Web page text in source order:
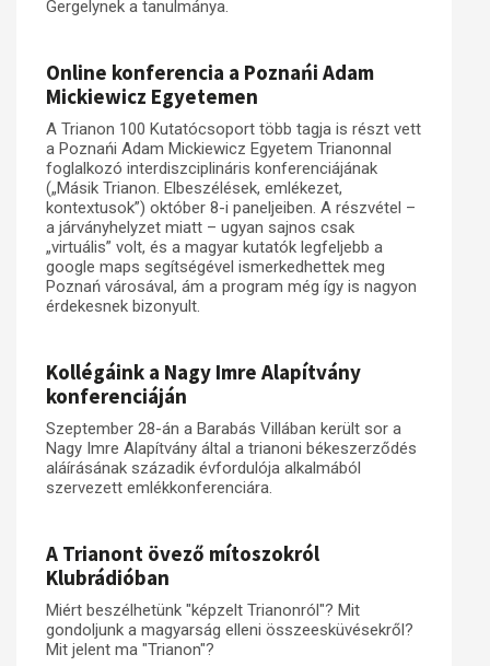
Gergelynek a tanulmánya.
Online konferencia a Poznańi Adam
Mickiewicz Egyetemen
A Trianon 100 Kutatócsoport több tagja is részt vett
a Poznańi Adam Mickiewicz Egyetem Trianonnal
foglalkozó interdiszciplináris konferenciájának
(„Másik Trianon. Elbeszélések, emlékezet,
kontextusok”) október 8-i paneljeiben. A részvétel –
a járványhelyzet miatt – ugyan sajnos csak
„virtuális” volt, és a magyar kutatók legfeljebb a
google maps segítségével ismerkedhettek meg
Poznań városával, ám a program még így is nagyon
érdekesnek bizonyult.
Kollégáink a Nagy Imre Alapítvány
konferenciáján
Szeptember 28-án a Barabás Villában került sor a
Nagy Imre Alapítvány által a trianoni békeszerződés
aláírásának századik évfordulója alkalmából
szervezett emlékkonferenciára.
A Trianont övező mítoszokról
Klubrádióban
Miért beszélhetünk "képzelt Trianonról"? Mit
gondoljunk a magyarság elleni összeesküvésekről?
Mit jelent ma "Trianon"?